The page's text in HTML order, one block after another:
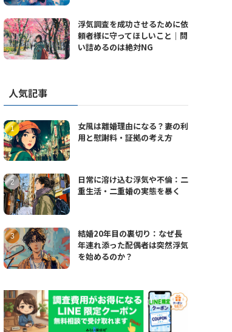
浮気調査を成功させるために依
頼者様に守ってほしいこと｜問
い詰めるのは絶対NG
人気記事
女風は離婚理由になる？妻の利
用と慰謝料・証拠の考え方
日常に溶け込む浮気や不倫：二
重生活・二重婚の実態を暴く
結婚20年目の裏切り：なぜ長
年連れ添った配偶者は突然浮気
を始めるのか？